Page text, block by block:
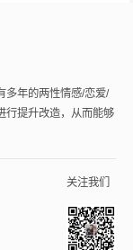
多年的两性情感/恋爱/
行提升改造，从而能够
关注我们